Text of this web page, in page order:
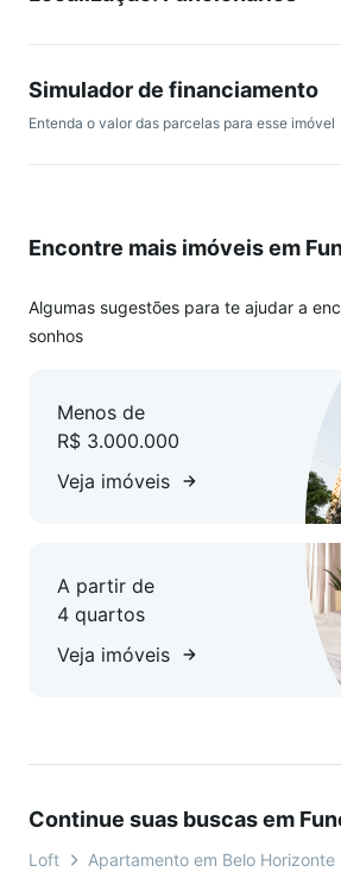
Agende sua visita!
Simulador de financiamento
Entenda o valor das parcelas para esse imóvel
Encontre mais imóveis em
Algumas sugestões para te ajudar a
sonhos
Menos de
R$ 3.000.000
Veja imóveis
A partir de
4 quartos
Veja imóveis
Continue suas buscas em
Loft Apartamento em Belo Horizonte